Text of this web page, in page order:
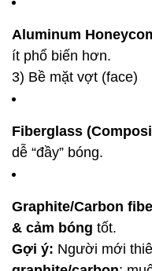
Aluminum
ít phổ biến hơn.
3) Bề mặt vợt (face)
Fiberglass
dễ “đầy” bóng.
Graphite/Carbon
& cảm bóng tốt.
Gợi ý: Người mới